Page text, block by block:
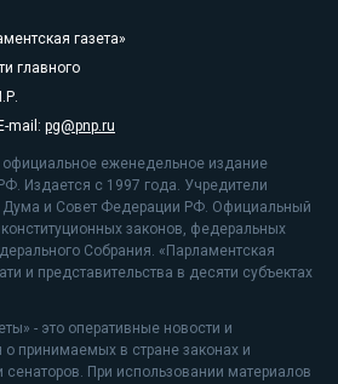
газета»
главного
mail: pg@pnp.ru
официальное еженедельное издание
Издается с 1997 года. Учредители
Дума и Совет Федерации РФ. Официальный
законов, федеральных
Собрания. «Парламентская
и представительства в десяти субъектах
- это оперативные новости и
принимаемых в стране законах и
сенаторов. При использовании материалов